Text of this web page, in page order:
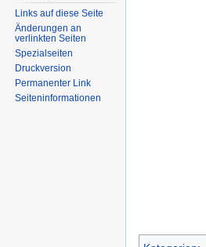
Links auf diese Seite
Änderungen an
verlinkten Seiten
Spezialseiten
Druckversion
Permanenter Link
Seiten­informationen